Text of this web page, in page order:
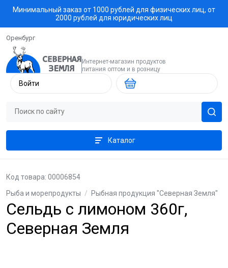
Минимальный заказ от 1000 рублей для физических лиц, от
2000 рублей для юридических лиц
Оренбург
Интернет-магазин продуктов
питания оптом и в розницу
Войти
Каталог
Рыба и морепродукты / Рыбная продукция "Северная Земля"
Сельдь с лимоном 360г,
Северная Земля
Код товара: 00006854